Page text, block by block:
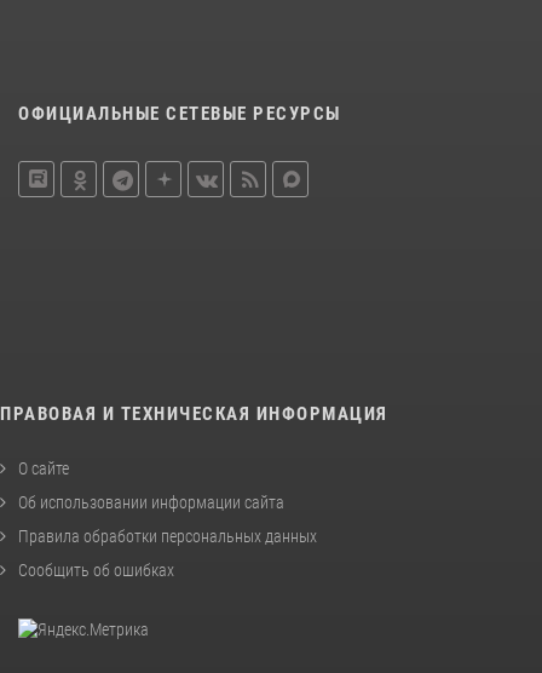
ОФИЦИАЛЬНЫЕ СЕТЕВЫЕ РЕСУРСЫ
ПРАВОВАЯ И ТЕХНИЧЕСКАЯ ИНФОРМАЦИЯ
О сайте
Об использовании информации сайта
Правила обработки персональных данных
Сообщить об ошибках